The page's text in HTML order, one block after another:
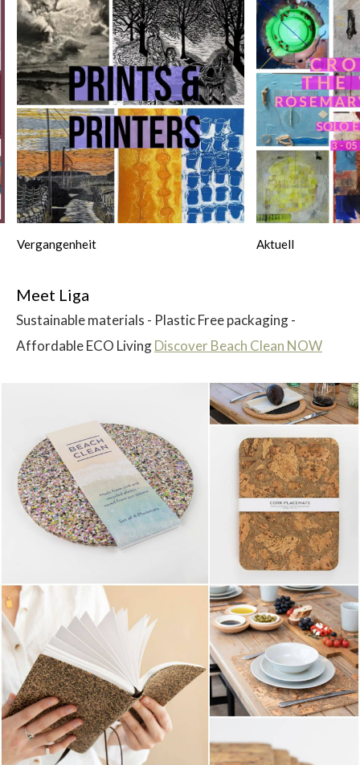
Vergangenheit Aktuell
Meet Liga
Sustainable materials - Plastic Free packaging -
Affordable ECO LivingDiscover Beach Clean NOW